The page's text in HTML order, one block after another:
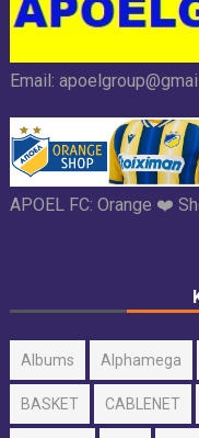
Email:
APOEL FC: Orange ❤️
Albums Alphamega
BASKET CABLENET